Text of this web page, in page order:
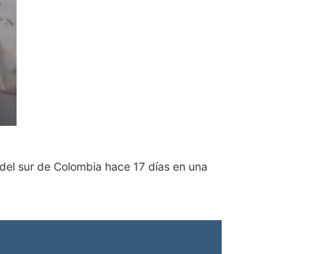
sur de Colombia hace 17 días en una